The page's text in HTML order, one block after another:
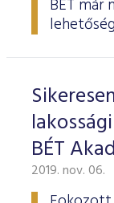
BÉT már
BÉT
2019. nov. 06.